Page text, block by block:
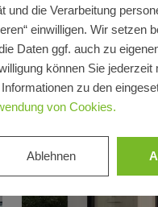
und die Verarbeitung
einwilligen. Wir setzen
Daten ggf. auch zu
können Sie
zu den
von Cookies.
Ablehnen